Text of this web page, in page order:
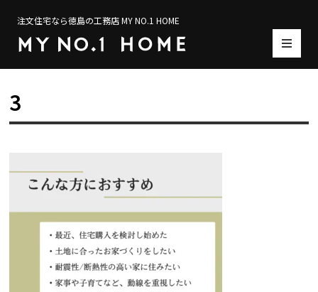
注文住宅なら徳島の工務店 MY NO.1 HOME
3